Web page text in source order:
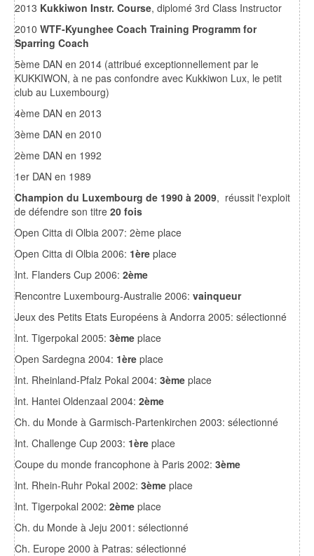
2013 Kukkiwon Instr. Course, diplomé 3rd Class Instructor
2010 WTF-Kyunghee Coach Training Programm for
Sparring Coach
5ème DAN en 2014 (attribué exceptionnellement par le
KUKKIWON, à ne pas confondre avec Kukkiwon Lux, le petit
club au Luxembourg)
4ème DAN en 2013
3ème DAN en 2010
2ème DAN en 1992
1er DAN en 1989
Champion du Luxembourg de 1990 à 2009, réussit l'exploit
de défendre son titre 20 fois
Open Citta di Olbia 2007: 2ème place
Open Citta di Olbia 2006: 1ère place
Int. Flanders Cup 2006: 2ème
Rencontre Luxembourg-Australie 2006: vainqueur
Jeux des Petits Etats Européens à Andorra 2005: sélectionné
Int. Tigerpokal 2005: 3ème place
Open Sardegna 2004: 1ère place
Int. Rheinland-Pfalz Pokal 2004: 3ème place
Int. Hantei Oldenzaal 2004: 2ème
Ch. du Monde à Garmisch-Partenkirchen 2003: sélectionné
Int. Challenge Cup 2003: 1ère place
Coupe du monde francophone à Paris 2002: 3ème
Int. Rhein-Ruhr Pokal 2002: 3ème place
Int. Tigerpokal 2002: 2ème place
Ch. du Monde à Jeju 2001: sélectionné
Ch. Europe 2000 à Patras: sélectionné